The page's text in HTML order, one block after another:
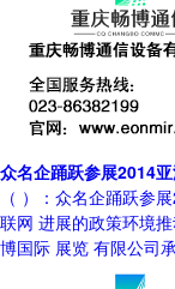
众名企踊跃参展2014
（ ）：众名企踊跃参
联网 进展的政策环境
博国际 展览 有限公司